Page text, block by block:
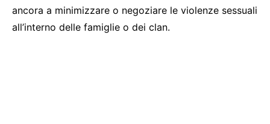
ancora a minimizzare o negoziare le violenze sessuali
all’interno delle famiglie o dei clan.